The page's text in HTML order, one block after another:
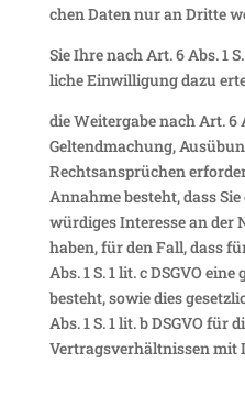
chen Daten nur an Dritte
Sie Ihre nach Art. 6 Abs. 1
liche Einwil­li­gung dazu
die Weiter­gabe nach Art. 6
Geltend­ma­chung,
Rechts­an­sprü­chen
Annahme besteht, dass
wür­diges Inter­esse an der
haben, für den Fall, dass
Abs. 1 S. 1 lit. c DSGVO
besteht, sowie dies
Abs. 1 S. 1 lit. b DSGVO
Vertrags­ver­hält­nissen mit